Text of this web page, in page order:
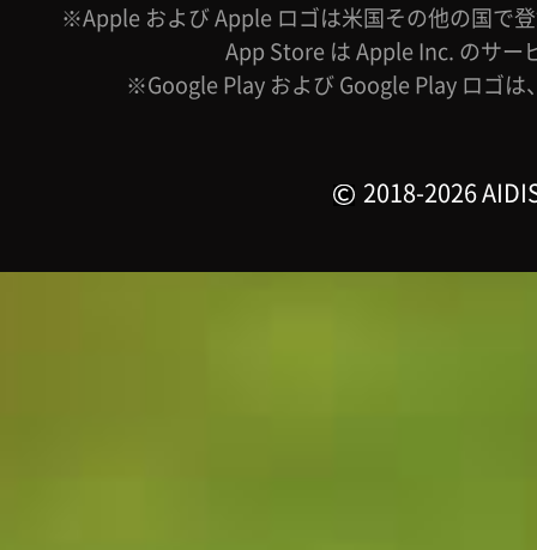
※Apple および Apple ロゴは米国その他の国で
App Store は Apple Inc. のサー
※Google Play および Google Play ロゴは
2018-2026